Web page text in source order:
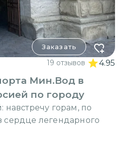
Заказать
19 отзывов 4.95
Мин.Вод в
по городу
навстречу горам, по
легендарного